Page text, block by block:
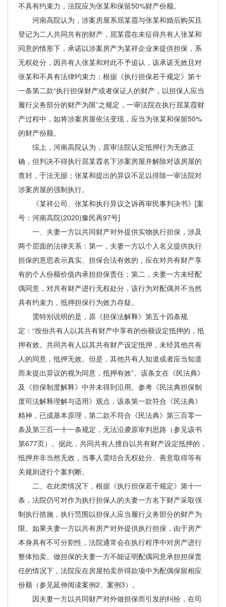
不具有约束力，法院应为张某和保留50%财产份额。
河南高院认为，涉案房屋系屈某霞与张某和婚后购买且
登记为二人共同共有的财产，屈某霞在未征得共有人张某和
同意的情形下，承诺以涉案房产为某祥企业来提供担保，系
无权处分，因共有人张某和对此不予追认，该承诺无效且对
张某和不具有法律约束力；根据《执行担保若干规定》第十
一条第二款“执行担保财产或者保证人的财产，以担保人应当
履行义务部分的财产为限”之规定，一审法院在执行屈某霞财
产过程中，如将涉案房屋依法变现，应当为张某和保留50%
的财产份额。
综上，河南高院认为，原审法院认定抵押行为无效正
确，但判决不得执行屈某霞名下涉案房屋并解除对该房屋的
查封，于法无据；张某和提出的异议不足以排除一审法院对
涉案房屋的强制执行。
《某祥公司、张某和执行异议之诉再审民事判决书》[案
号：河南高院(2020)豫民再97号]
一、夫妻一方以共同财产对外提供实物执行担保，涉及
两个层面的法律关系：第一，夫妻一方以个人名义提供执行
担保的意思表示真实、担保合法有效的，应在对共有财产享
有的个人份额价值内承担担保责任；第二，夫妻一方未经配
偶同意，对共有财产进行无权处分，该行为对配偶并不当然
具有约束力，抵押担保行为效力存疑。
需特别说明的是，原《担保法解释》第五十四条规
定：“按份共有人以其共有财产中享有的份额设定抵押的，抵
押有效。共同共有人以其共有财产设定抵押，未经其他共有
人的同意，抵押无效。但是，其他共有人知道或者应当知道
而未提出异议的视为同意，抵押有效”。该条文在《民法典》
及《担保制度解释》中并未得到沿用。参考《民法典担保制
度司法解释理解与适用》观点，该条第一款符合《民法典》
精神，已成基本原理，第二款不符合《民法典》第三百零一
条及第三百一十一条规定，无法沿袭原审判思路（参见该书
第677页）。据此，共同共有人擅自以共有财产设定抵押的，
抵押并非当然无效，当事人需结合无权处分、善意取得等有
关规则进行个案判断。
二、在此类情况下，根据《执行担保若干规定》第十一
条，法院仍可对作为执行担保人的夫妻一方名下财产采取强
制执行措施，执行范围以担保人应当履行义务部分的财产为
限。如果夫妻一方以共有房产对外提供执行担保，由于房产
本身具有不可分割性，法院通常会在执行程序中对房产进行
整体拍卖。做担保的夫妻一方不能证明配偶同意承担担保责
任的情况下，法院应在房屋拍卖所得款项中为配偶保留相应
份额（参见延伸阅读案例2、案例3）。
因夫妻一方以共同财产对外做担保而引发的纠纷，在司